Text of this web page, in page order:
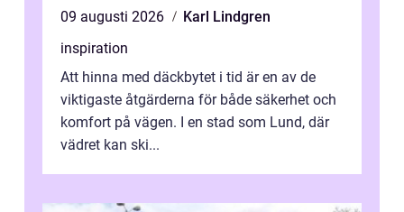
09 augusti 2026
Karl Lindgren
inspiration
Att hinna med däckbytet i tid är en av de
viktigaste åtgärderna för både säkerhet och
komfort på vägen. I en stad som Lund, där
vädret kan ski...